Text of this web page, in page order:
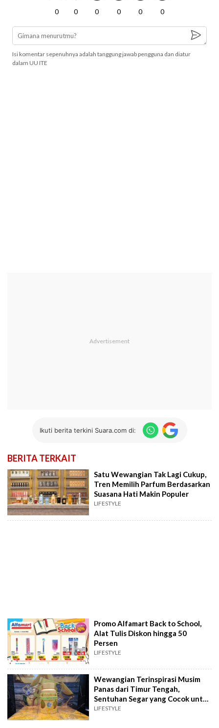
0 0 0 0 0 0
Isi komentar sepenuhnya adalah tanggung jawab pengguna dan diatur
dalam UU ITE
Ikuti berita terkini Suara.com di:
BERITA TERKAIT
Satu Wewangian Tak Lagi Cukup,
Tren Memilih Parfum Berdasarkan
Suasana Hati Makin Populer
LIFESTYLE
Promo Alfamart Back to School,
Alat Tulis Diskon hingga 50
Persen
LIFESTYLE
Wewangian Terinspirasi Musim
Panas dari Timur Tengah,
Sentuhan Segar yang Cocok untuk
Iklim Tropis
LIFESTYLE